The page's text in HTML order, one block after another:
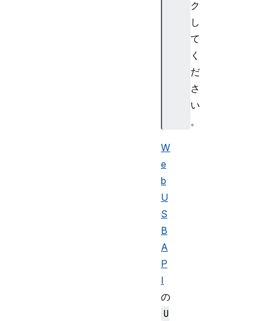
ク
し
て
く
だ
さ
い
。
W
e
b
U
S
B
A
P
I
の
U